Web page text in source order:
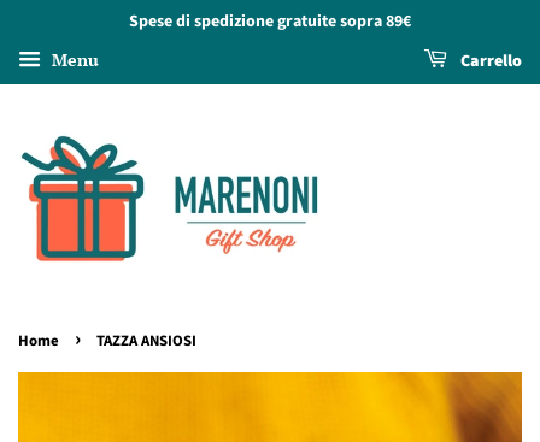
Spese di spedizione gratuite sopra 89€
Menu Carrello
Home › TAZZA ANSIOSI